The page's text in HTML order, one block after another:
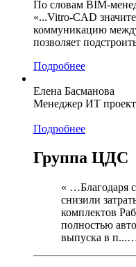
По словам BIM-
«...Vitro-CAD
коммуникацию
позволяет
Подробнее
Елена Басманова
Менеджер ИТ
Подробнее
Группа ЦДС
« …Благодаря
снизили
комплектов
полностью
выпуска в